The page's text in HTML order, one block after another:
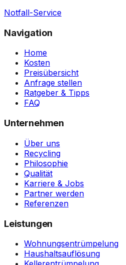
Notfall-Service
Navigation
Home
Kosten
Preisübersicht
Anfrage stellen
Ratgeber & Tipps
FAQ
Unternehmen
Über uns
Recycling
Philosophie
Qualität
Karriere & Jobs
Partner werden
Referenzen
Leistungen
Wohnungsentrümpelung
Haushaltsauflösung